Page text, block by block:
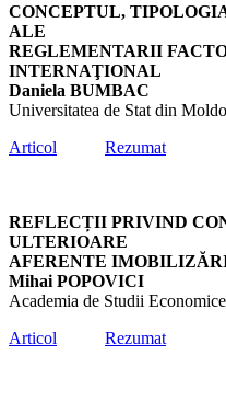
CONCEPTUL,
ALE
REGLEMENTARII
INTERNAŢIONAL
Daniela BUMBAC
Universitatea de Stat din
Articol
Rezumat
REFLECȚII PRIVIND
ULTERIOARE
AFERENTE
Mihai POPOVICI
Academia de Studii
Articol
Rezumat